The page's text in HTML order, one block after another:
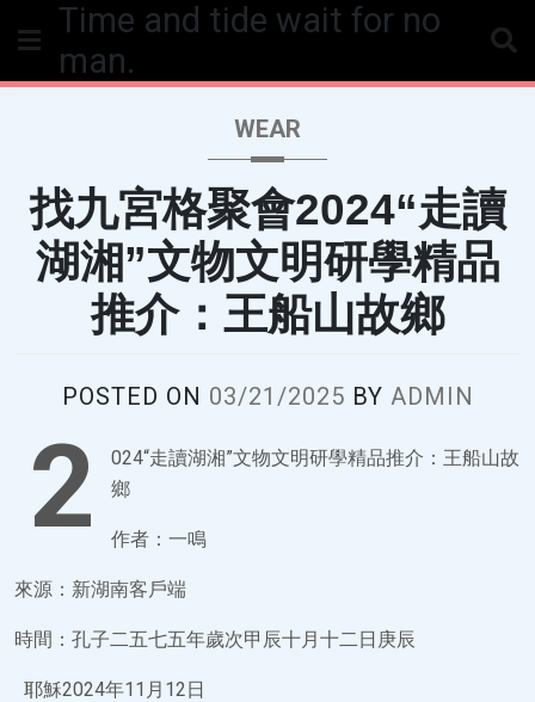
Time and tide wait for no
man.
WEAR
找九宮格聚會2024“走讀
湖湘”文物文明研學精品
推介：王船山故鄉
POSTED ON 03/21/2025 BY ADMIN
2
024“走讀湖湘”文物文明研學精品推介：王船山故
鄉
作者：一鳴
來源：新湖南客戶端
時間：孔子二五七五年歲次甲辰十月十二日庚辰
耶穌2024年11月12日